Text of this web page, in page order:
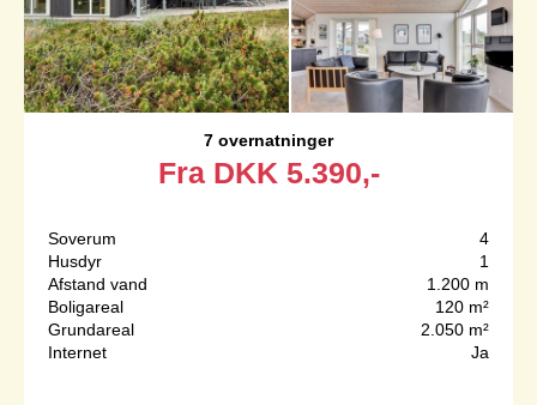
7 overnatninger
Fra DKK 5.390,-
Soverum
4
Husdyr
1
Afstand vand
1.200 m
Boligareal
120 m²
Grundareal
2.050 m²
Internet
Ja